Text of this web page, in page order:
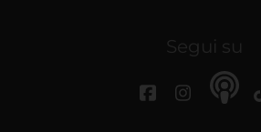
Segui su